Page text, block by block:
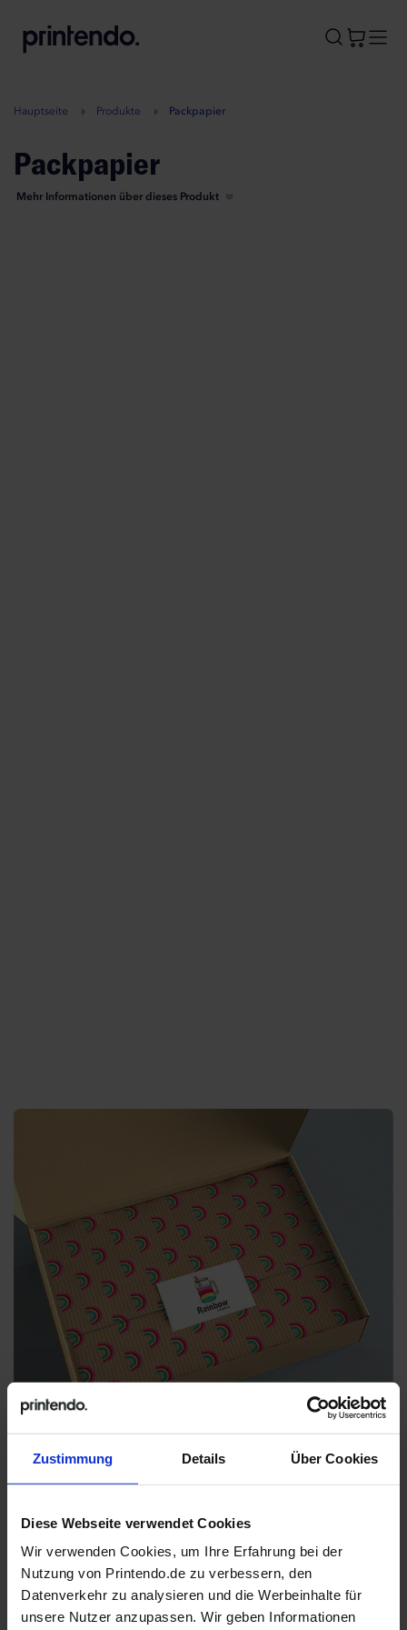
Zustimmung Details Über Cookies
Diese Webseite verwendet Cookies
Wir verwenden Cookies, um Ihre Erfahrung bei der
Nutzung von Printendo.de zu verbessern, den
Datenverkehr zu analysieren und die Werbeinhalte für
unsere Nutzer anzupassen. Wir geben Informationen
A
Hauptseite Produkte Packpapier
Packpapier
Mehr Informationen über dieses Produkt